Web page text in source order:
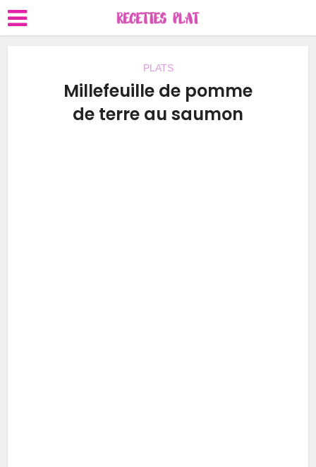
PLATS
Millefeuille de pomme
de terre au saumon